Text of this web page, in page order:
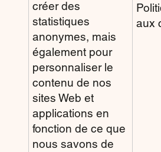
créer des
statistiques
anonymes, mais
également pour
personnaliser le
contenu de nos
sites Web et
applications en
fonction de ce que
nous savons de
aux